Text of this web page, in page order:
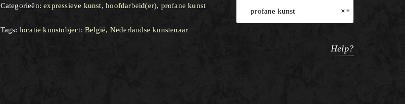
Categorieën:expressieve kunst,hoofdarbeid(er), profane kunst
Tags: locatie kunstobject: België, Nederlandse kunstenaar
×
profane kunst
Help?